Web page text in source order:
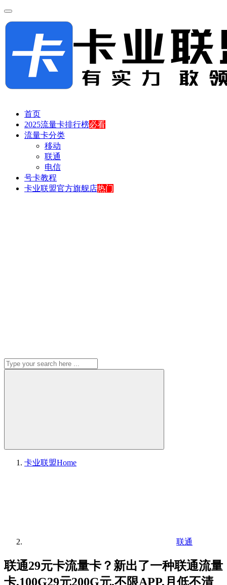
首页
2025流量卡排行榜必看
流量卡分类
移动
联通
电信
号卡教程
卡业联盟官方旗舰店热门
卡业联盟Home
联通
联通29元卡流量卡？新出了一种联通流量
卡,100G29元200G元,不限APP,月低不清